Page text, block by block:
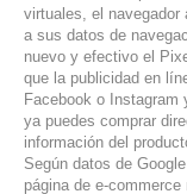
virtuales, el navegador
a sus datos de
nuevo y efectivo el
que la publicidad en
Facebook o
ya puedes comprar
información del
Según datos de
página de e-